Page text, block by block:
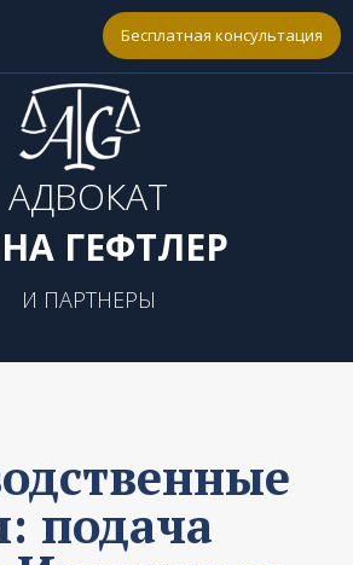
Бесплатная консультация
АДВОКАТ
ГЕФТЛЕР
И ПАРТНЕРЫ
подача